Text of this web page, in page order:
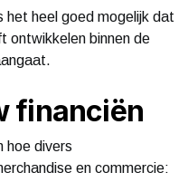
het heel goed mogelijk dat
ontwikkelen binnen de
financiën
hoe divers
en commercie: